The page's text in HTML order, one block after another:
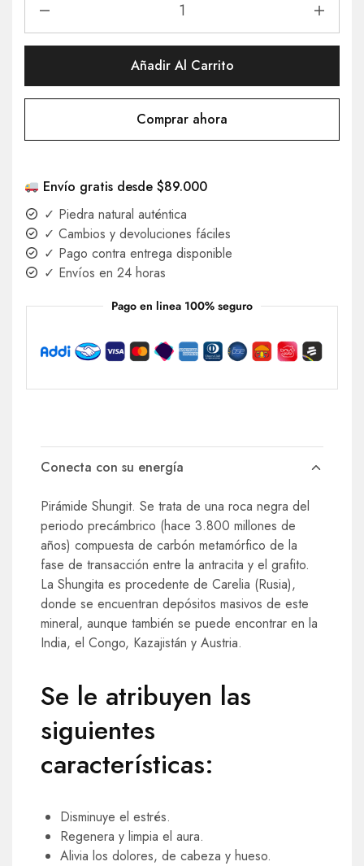
Añadir Al Carrito
Comprar ahora
Envío gratis desde $89.000
✓ Piedra natural auténtica
✓ Cambios y devoluciones fáciles
✓ Pago contra entrega disponible
✓ Envíos en 24 horas
Pago en linea 100% seguro
Conecta con su energía
Pirámide Shungit. Se trata de una roca negra del
periodo precámbrico (hace 3.800 millones de
años) compuesta de carbón metamórfico de la
fase de transacción entre la antracita y el grafito.
La Shungita es procedente de Carelia (Rusia),
donde se encuentran depósitos masivos de este
mineral, aunque también se puede encontrar en la
India, el Congo, Kazajistán y Austria.
Se le atribuyen las
siguientes
características:
Disminuye el estrés.
Regenera y limpia el aura.
Alivia los dolores, de cabeza y hueso.